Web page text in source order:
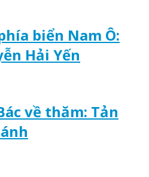
biển Nam Ô:
Hải Yến
về thăm: Tản